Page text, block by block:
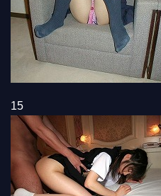
15